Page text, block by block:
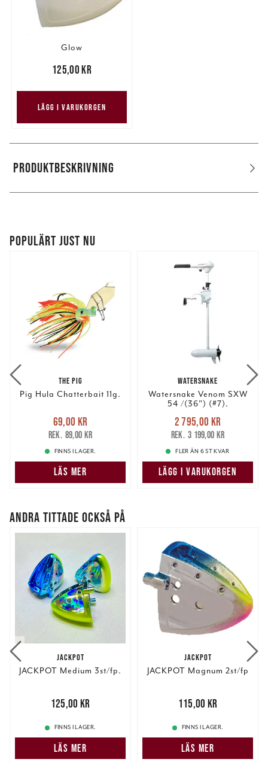
Glow
125,00 kr
125,00 kr
LÄGG I VARUKORGEN
PRODUKTBESKRIVNING
POPULÄRT JUST NU
THE PIG
Pig Hula Chatterbait 11g.
Nuvarande pris
69,00 krTidigare pris
89,00 kr
69,00 kr
89,00 kr
FINNS I LAGER.
LÄS MER
WATERSNAKE
Watersnake Venom SXW
54 /(36") (#7).
Nuvarande pris
2 795,00 krTidigare pris
3 199,00 kr
2 795,00 kr
3 199,00 kr
FLER ÄN 6 ST KVAR
LÄGG I VARUKORGEN
ANDRA TITTADE OCKSÅ PÅ
JACKPOT
JACKPOT Medium 3st/fp.
125,00 kr
125,00 kr
FINNS I LAGER.
LÄS MER
JACKPOT
JACKPOT Magnum 2st/fp
115,00 kr
115,00 kr
FINNS I LAGER.
LÄS MER